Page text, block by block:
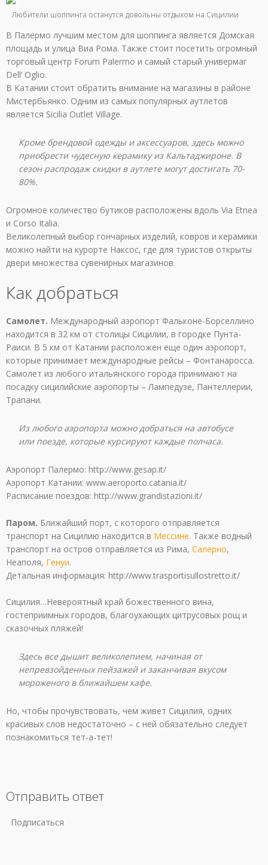
Любители шоппинга останутся довольны отдыхом на Сицилии
В Палермо лучшим местом для шоппинга является Домская
площадь и улица Виа Рома. Также стоит посетить огромный
торговый центр Forum Palermo и самый старый универмаг
Dell’ Oglio.
В Катании стоит обратить внимание на магазины в районе
Мистербьянко. Одним из самых популярных аутлетов
является Sicilia Outlet Village.
Кроме брендовой одежды и аксессуаров, здесь можно
приобрести чудесную керамику из Кальтаджироне. В
сезон распродаж скидки в аутлете могут достигать 70-
80%.
Огромное количество бутиков расположены вдоль Via Etnea
и Corso Italia.
Великолепный выбор гончарных изделий, ковров и керамики
можно найти на курорте Наксос, где для туристов открыты
двери множества сувенирных магазинов.
Как добраться
Самолет. Международный аэропорт Фальконе-Борселлино
находится в 32 км от столицы Сицилии, в городке Пунта-
Раиси. В 5 км от Катании расположен еще один аэропорт,
которые принимает международные рейсы – Фонтанаросса.
Самолет из любого итальянского города принимают на
посадку сицилийские аэропорты – Лампедузе, Пантеллерии,
Трапани.
Из любого аэропорта можно добраться на автобусе
или поезде, которые курсируют каждые полчаса.
Аэропорт Палермо: http://www.gesap.it/
Аэропорт Катании: www.aeroporto.catania.it/
Расписание поездов: http://www.grandistazioni.it/
Паром. Ближайший порт, с которого отправляется
транспорт на Сицилию находится в Мессине. Также водный
транспорт на остров отправляется из Рима, Салерно,
Неаполя, Генуи.
Детальная информация: http://www.trasportisullostretto.it/
Сицилия…Невероятный край божественного вина,
гостеприимных городов, благоухающих цитрусовых рощ и
сказочных пляжей!
Здесь все дышит великолепием, начиная от
непревзойденных пейзажей и заканчивая вкусом
мороженого в ближайшем кафе.
Но, чтобы прочувствовать, чем живет Сицилия, одних
красивых слов недостаточно – с ней обязательно следует
познакомиться тет-а-тет!
Отправить ответ
Подписаться